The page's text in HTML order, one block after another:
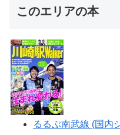
このエリアの本
るるぶ南武線 (国内